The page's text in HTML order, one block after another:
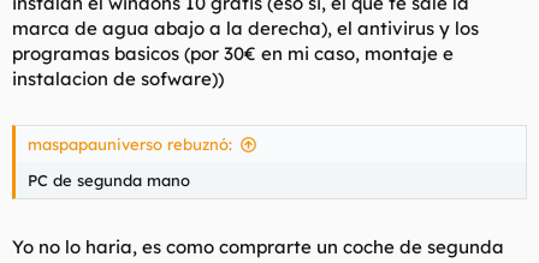
marca de agua abajo a la derecha), el antivirus y los
programas basicos (por 30€ en mi caso, montaje e
instalacion de sofware))
maspapauniverso rebuznó:
PC de segunda mano
Yo no lo haria, es como comprarte un coche de segunda